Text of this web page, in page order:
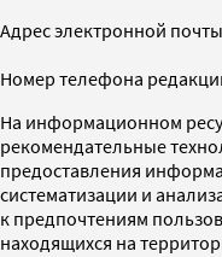
Адрес электронной
Номер телефона
На информационном
рекомендательные
предоставления
систематизации и
к предпочтениям
находящихся на